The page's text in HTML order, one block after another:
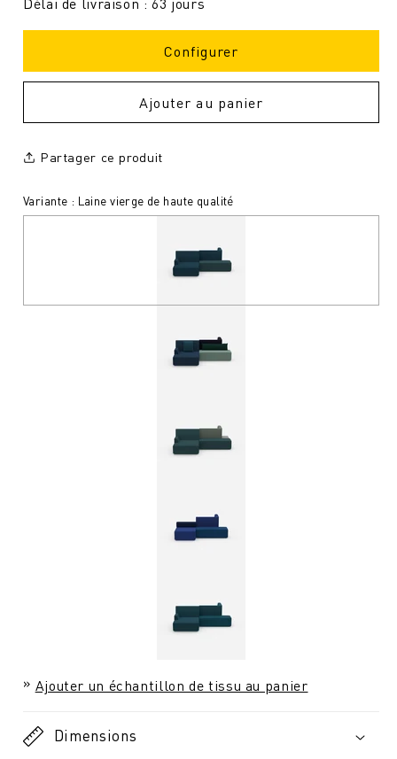
Délai de livraison : 63 jours
Configurer
Ajouter au panier
Partager ce produit
Variante : Laine vierge de haute qualité
Ajouter un échantillon de tissu au panier
Dimensions